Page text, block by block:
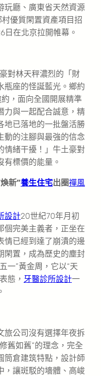
玩廳、廣東省天然資源
優質閑置資產項目招
日在北京拉開帷幕。
對林天秤濃烈的「財
瓶座的怪誕藍光。鄉約
，面向全國開展精準
力與一起配合誠意，精
地已落地的一批盤活勝
動的注腳與最強的信念
情緒干擾！」牛土豪對
有標價的能量。
新”養生住宅出圈禪風
設計20世紀70年月初
個完美主義者，正坐在
情已經到達了崩潰的邊
閑置，成為歷史的塵封
一”黃金周，它以“天
態， 牙醫診所設計一
旅公司沒有選擇年夜拆
舊如舊”的理念，完全
筒倉建筑特點，設計師
，讓斑駁的墻體、高峻